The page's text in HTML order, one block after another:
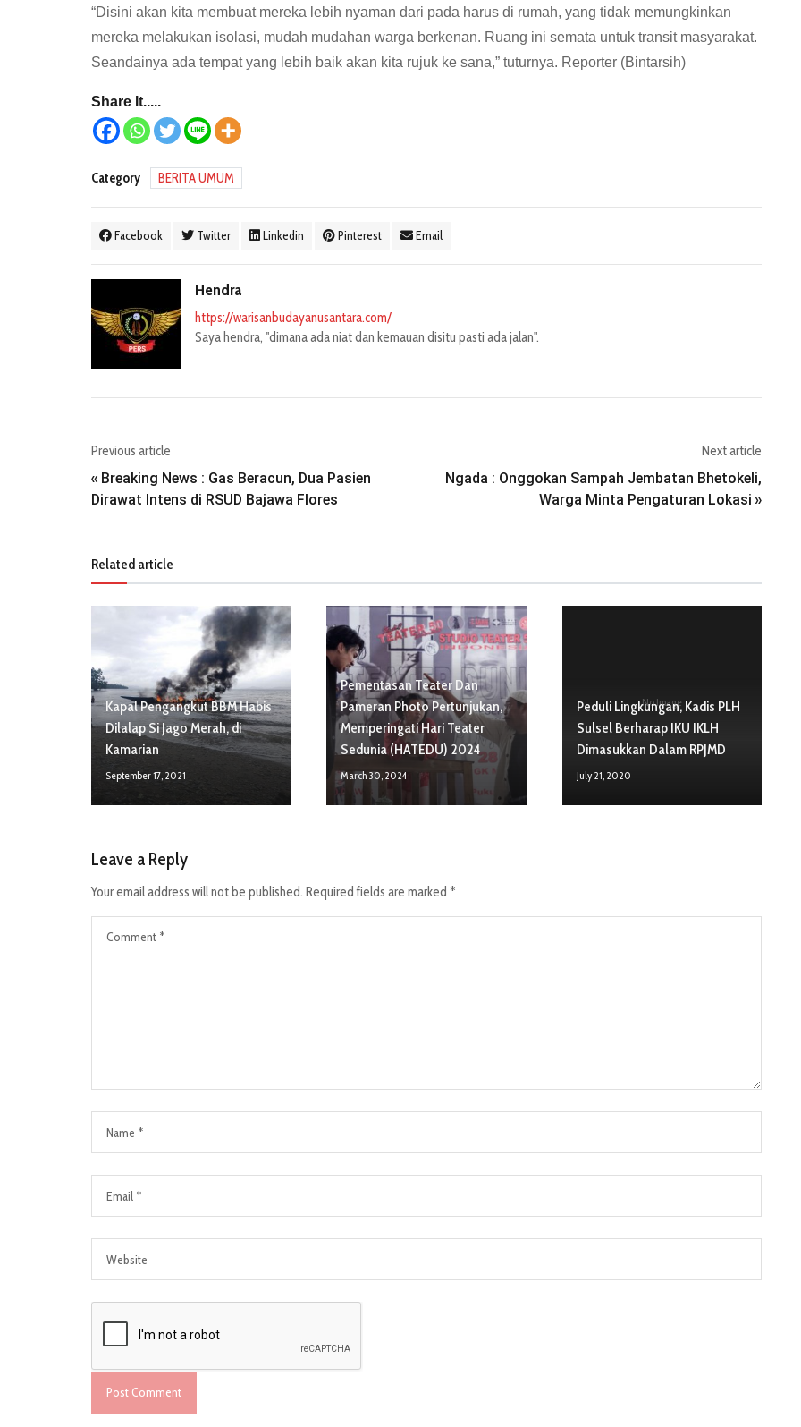
“Disini akan kita membuat mereka lebih nyaman dari pada harus di rumah, yang tidak memungkinkan
mereka melakukan isolasi, mudah mudahan warga berkenan. Ruang ini semata untuk transit masyarakat.
Seandainya ada tempat yang lebih baik akan kita rujuk ke sana,” tuturnya. Reporter (Bintarsih)
Share It.....
Category BERITA UMUM
Facebook Twitter Linkedin Pinterest Email
Hendra
https://warisanbudayanusantara.com/
Saya hendra, "dimana ada niat dan kemauan disitu pasti ada jalan".
Previous article
« Breaking News : Gas Beracun, Dua Pasien
Dirawat Intens di RSUD Bajawa Flores
Next article
Ngada : Onggokan Sampah Jembatan Bhetokeli,
Warga Minta Pengaturan Lokasi »
Related article
Kapal Pengangkut BBM Habis
Dilalap Si Jago Merah, di
Kamarian
September 17, 2021
Pementasan Teater Dan
Pameran Photo Pertunjukan,
Memperingati Hari Teater
Sedunia (HATEDU) 2024
March 30, 2024
No Image
Peduli Lingkungan, Kadis PLH
Sulsel Berharap IKU IKLH
Dimasukkan Dalam RPJMD
July 21, 2020
Leave a Reply
Your email address will not be published. Required fields are marked *